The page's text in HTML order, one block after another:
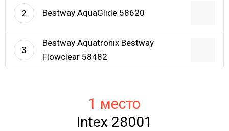
2 Bestway AquaGlide 58620
3
Bestway Aquatronix Bestway
Flowclear 58482
1 место
Intex 28001